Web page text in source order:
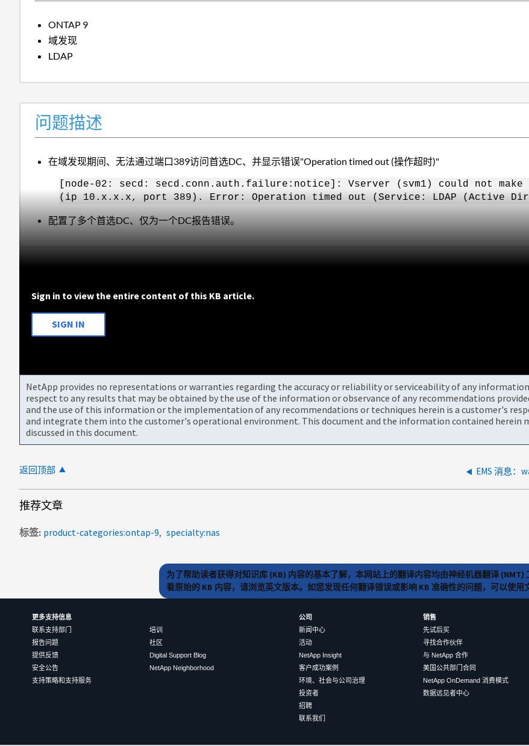
ONTAP 9
域发现
LDAP
问题描述
在域发现期间、无法通过端口389访问首选DC、并显示错误"Operation timed out (操作超时)"
[node-02: secd: secd.conn.auth.failure:notice]: Vserver (svm1) could not
(ip 10.x.x.x, port 389). Error: Operation timed out (Service: LDAP (Active
配置了多个首选DC、仅为一个DC报告错误。
Sign in to view the entire content of this KB article.
SIGN IN
NetApp provides no representations or warranties regarding the accuracy or reliability or serviceability of any
respect to any results that may be obtained by the use of the information or observance of any recommendations
and the use of this information or the implementation of any recommendations or techniques herein is a customer's
and integrate them into the customer's operational environment. This document and the information contained herein
discussed in this document.
返回顶部 EMS 消息：
推荐文章
标签 product-categories:ontap-9 specialty:nas
为了帮助读者获得对知识库 (KB) 内容的基本了解，本网站上的翻译内容均由神经机器翻译
看原始的 KB 内容，请浏览英文版本。如您发现任何翻译错误或影响 KB 准确性的问题，可以使用
更多支持信息
联系支持部门
报告问题
提供反馈
安全公告
支持策略和支持服务
培训
社区
Digital Support Blog
NetApp Neighborhood
公司
新闻中心
活动
NetApp Insight
客户成功案例
环境、社会与公司治理
投资者
招聘
联系我们
销售
先试后买
寻找合作伙伴
与 NetApp 合作
美国公共部门合同
NetApp OnDemand 消费模式
数据远见者中心